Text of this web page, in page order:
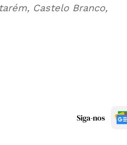
Castelo Branco,
Siga-nos